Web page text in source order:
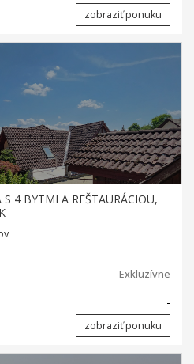
zobraziť ponuku
4 BYTMI A REŠTAURÁCIOU,
Exkluzívne
-
zobraziť ponuku